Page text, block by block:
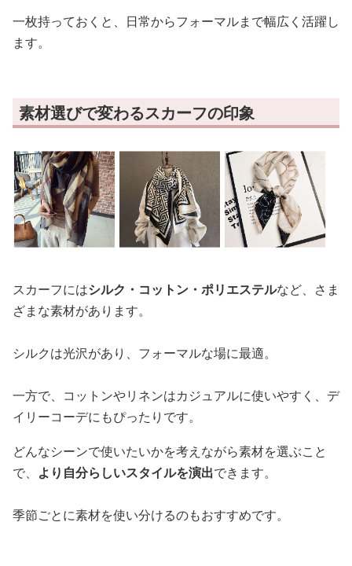
一枚持っておくと、日常からフォーマルまで幅広く活躍し
ます。
素材選びで変わるスカーフの印象
スカーフにはシルク・コットン・ポリエステルなど、さま
ざまな素材があります。
シルクは光沢があり、フォーマルな場に最適。
一方で、コットンやリネンはカジュアルに使いやすく、デ
イリーコーデにもぴったりです。
どんなシーンで使いたいかを考えながら素材を選ぶこと
で、 より自分らしいスタイルを演出できます。
季節ごとに素材を使い分けるのもおすすめです。